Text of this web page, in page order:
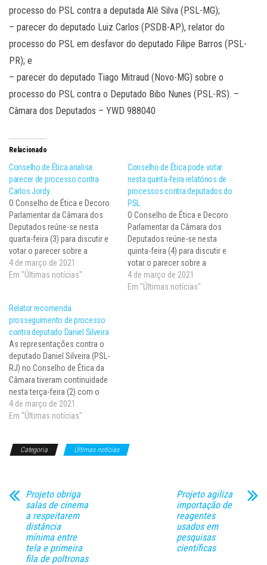
processo do PSL contra a deputada Alê Silva (PSL-MG);
– parecer do deputado Luiz Carlos (PSDB-AP), relator do
processo do PSL em desfavor do deputado Filipe Barros (PSL-
PR); e
– parecer do deputado Tiago Mitraud (Novo-MG) sobre o
processo do PSL contra o Deputado Bibo Nunes (PSL-RS). –
Câmara dos Deputados – YWD 988040
Relacionado
Conselho de Ética analisa
parecer de processo contra
Carlos Jordy
O Conselho de Ética e Decoro
Parlamentar da Câmara dos
Deputados reúne-se nesta
quarta-feira (3) para discutir e
votar o parecer sobre a
representação por quebra de
decoro contra o deputado
Gilson Marques (Novo-SC) leu
relatório em que recomenda o
arquivamento de…
4 de março de 2021
Em "Últimas notícias"
Conselho de Ética pode votar
nesta quinta-feira relatórios de
processos contra deputados do
PSL
O Conselho de Ética e Decoro
Parlamentar da Câmara dos
Deputados reúne-se nesta
quinta-feira (4) para discutir e
votar o parecer sobre a
representação por quebra de
decoro contra o deputado
4 de março de 2021
Em "Últimas notícias"
Relator recomenda
prosseguimento de processo
contra deputado Daniel Silveira
As representações contra o
deputado Daniel Silveira (PSL-
RJ) no Conselho de Ética da
Câmara tiveram continuidade
nesta terça-feira (2) com o
voto do primeiro relator,
deputado Alexandre Leite
colegiado. A votação do
4 de março de 2021
Em "Últimas notícias"
Categoria Últimas notícias
Projeto obriga
salas de cinema
a respeitarem
distância
mínima entre
tela e primeira
fila de poltronas
Projeto agiliza
importação de
reagentes
usados em
pesquisas
científicas